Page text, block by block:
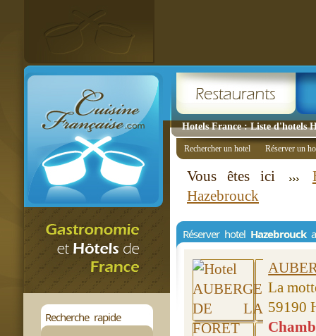
Hotels France : Liste d'hotels
Recherche rapide
Rechercher un hotel Réserver un
Vous êtes ici
Hazebrouck
Réserver hotel Hazebrouck
La
59190